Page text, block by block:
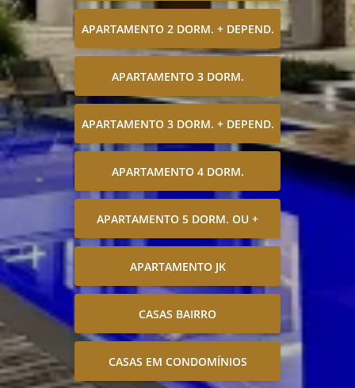
APARTAMENTO 2 DORM. + DEPEND.
APARTAMENTO 3 DORM.
APARTAMENTO 3 DORM. + DEPEND.
APARTAMENTO 4 DORM.
APARTAMENTO 5 DORM. OU +
APARTAMENTO JK
CASAS BAIRRO
CASAS EM CONDOMÍNIOS